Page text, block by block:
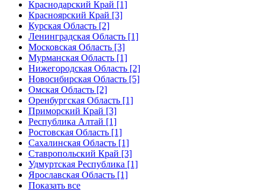
Краснодарский Край [1]
Красноярский Край [3]
Курская Область [2]
Ленинградская Область [1]
Московская Область [3]
Мурманская Область [1]
Нижегородская Область [2]
Новосибирская Область [5]
Омская Область [2]
Оренбургская Область [1]
Приморский Край [3]
Республика Алтай [1]
Ростовская Область [1]
Сахалинская Область [1]
Ставропольский Край [3]
Удмуртская Республика [1]
Ярославская Область [1]
Показать все